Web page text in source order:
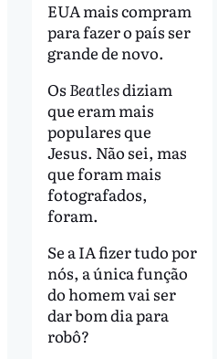
EUA mais compram
para fazer o país ser
grande de novo.
Os Beatlesdiziam
que eram mais
populares que
Jesus. Não sei, mas
que foram mais
fotografados,
foram.
Se a IA fizer tudo por
nós, a única função
do homem vai ser
dar bom dia para
robô?